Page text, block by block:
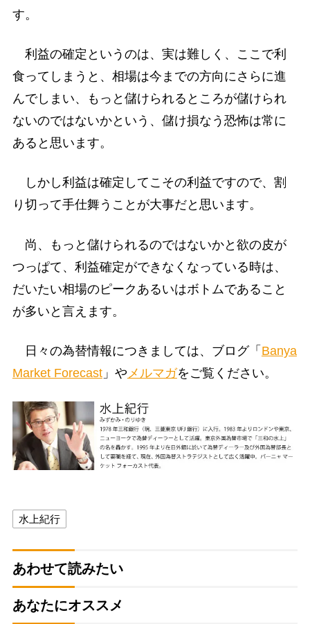
す。
利益の確定というのは、実は難しく、ここで利
食ってしまうと、相場は今までの方向にさらに進
んでしまい、もっと儲けられるところが儲けられ
ないのではないかという、儲け損なう恐怖は常に
あると思います。
しかし利益は確定してこその利益ですので、割
り切って手仕舞うことが大事だと思います。
尚、もっと儲けられるのではないかと欲の皮が
つっぱて、利益確定ができなくなっている時は、
だいたい相場のピークあるいはボトムであること
が多いと言えます。
日々の為替情報につきましては、ブログ「 Banya
Market Forecast」や メルマガをご覧ください。
水上紀行
あわせて読みたい
あなたにオススメ